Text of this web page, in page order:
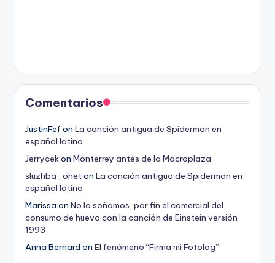
Comentarios
JustinFef on La canción antigua de Spiderman en
español latino
Jerrycekon Monterrey antes de la Macroplaza
sluzhba_oheton La canción antigua de Spiderman en
español latino
Marissa on No lo soñamos, por fin el comercial del
consumo de huevo con la canción de Einstein versión
1993
Anna Bernard on El fenómeno “Firma mi Fotolog”